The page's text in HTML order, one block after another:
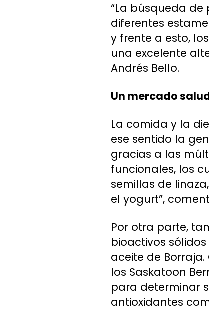
“La búsqueda
diferentes
y frente a esto,
una excelente
Andrés Bello.
Un mercado
La comida y la
ese sentido la
gracias a las
funcionales, los
semillas de
el yogurt”,
Por otra parte,
bioactivos
aceite de
los Saskatoon
para determinar
antioxidantes